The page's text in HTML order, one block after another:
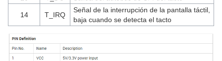
14 T_IRQ
Señal de la interrupción de la pantalla táctil,
baja cuando se detecta el tacto